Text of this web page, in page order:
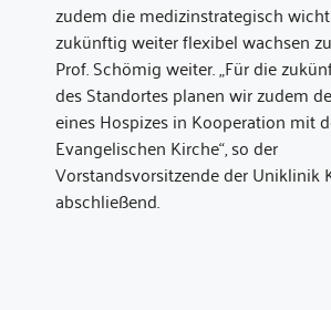
zudem die medizinstrategisch
zukünftig weiter flexibel wachsen
Prof. Schömig weiter. „Für die
des Standortes planen wir zudem
eines Hospizes in Kooperation mit
Evangelischen Kirche“, so der
Vorstandsvorsitzende der Uniklinik
abschließend.